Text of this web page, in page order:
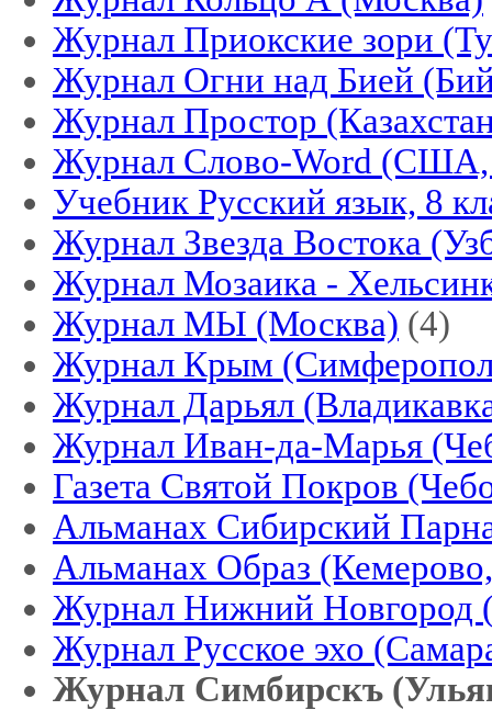
Журнал Приокские зори
Журнал Огни над Бией
Журнал Простор
Журнал Слово-Word
Учебник Русский язык, 8
Журнал Звезда Востока
Журнал Мозаика -
Журнал МЫ (Москва) (4)
Журнал Крым
Журнал Дарьял
Журнал Иван-да-Марья
Газета Святой Покров
Альманах Сибирский
Альманах Образ
Журнал Нижний Новгород
Журнал Русское эхо
Журнал Симбирскъ